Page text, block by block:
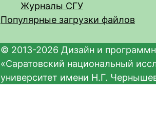
Журналы СГУ
Популярные загрузки файлов
© 2013-2026 Дизайн и
«Саратовский национальный
университет имени Н.Г.